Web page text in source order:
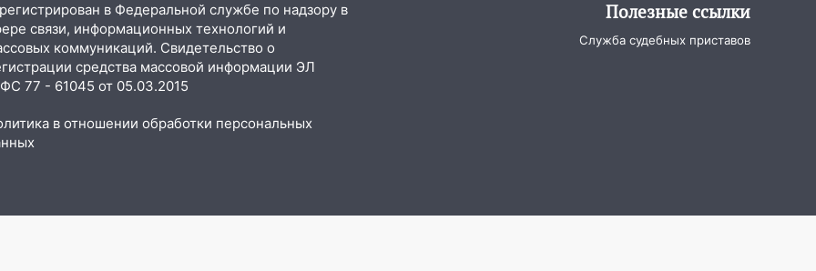
в Федеральной службе по надзору в
связи, информационных технологий и
коммуникаций. Свидетельство о
средства массовой информации ЭЛ
77 - 61045 от 05.03.2015
в отношении обработки персональных
Полезные ссылки
Служба судебных приставов